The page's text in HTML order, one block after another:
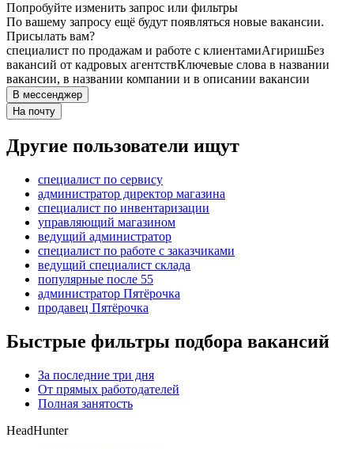
Попробуйте изменить запрос или фильтры
По вашему запросу ещё будут появляться новые вакансии.
Присылать вам?
специалист по продажам и работе с клиентамиАгиришБез
вакансий от кадровых агентствКлючевые слова в названии
вакансии, в названии компании и в описании вакансии
В мессенджер
На почту
Другие пользователи ищут
специалист по сервису
администратор директор магазина
специалист по инвентаризации
управляющий магазином
ведущий администратор
специалист по работе с заказчиками
ведущий специалист склада
популярные после 55
администратор Пятёрочка
продавец Пятёрочка
Быстрые фильтры подбора вакансий
За последние три дня
От прямых работодателей
Полная занятость
HeadHunter